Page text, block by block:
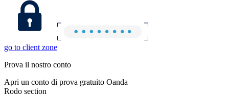
go to client zone
Prova il nostro conto
Apri un conto di prova gratuito Oanda
Rodo section